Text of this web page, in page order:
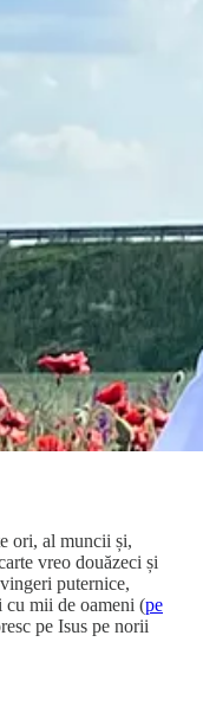
ori, al muncii și,
vreo douăzeci și
puternice,
cu mii de oameni (pe
pe Isus pe norii